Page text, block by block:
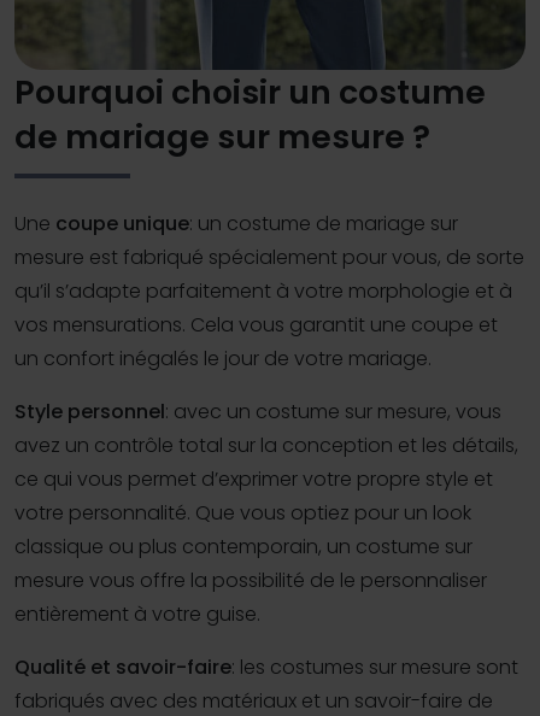
Pourquoi choisir un costume
de mariage sur mesure ?
Une coupe unique: un costume de mariage sur
mesure est fabriqué spécialement pour vous, de sorte
qu’il s’adapte parfaitement à votre morphologie et à
vos mensurations. Cela vous garantit une coupe et
un confort inégalés le jour de votre mariage.
Style personnel: avec un costume sur mesure, vous
avez un contrôle total sur la conception et les détails,
ce qui vous permet d’exprimer votre propre style et
votre personnalité. Que vous optiez pour un look
classique ou plus contemporain, un costume sur
mesure vous offre la possibilité de le personnaliser
entièrement à votre guise.
Qualité et savoir-faire: les costumes sur mesure sont
fabriqués avec des matériaux et un savoir-faire de